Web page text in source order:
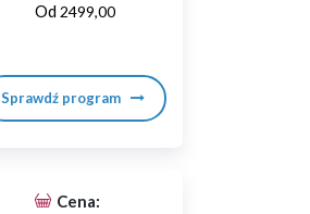
Od 2499,00
Sprawdź program
Cena: